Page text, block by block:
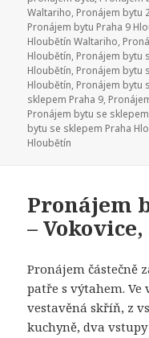
Waltariho, Pronájem bytu
Pronájem bytu Praha 9
Hloubětín Waltariho,
Hloubětín, Pronájem bytu
Hloubětín, Pronájem bytu
Hloubětín, Pronájem bytu
sklepem Praha 9,
Pronájem bytu se
bytu se sklepem Praha
Hloubětín
Pronájem
–
Pronájem částečně
patře s výtahem. Ve
vestavěná skříň, z
kuchyně, dva